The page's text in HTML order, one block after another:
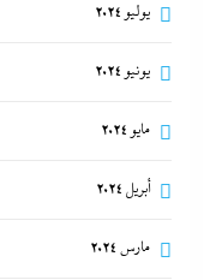
يوليو 2024
يونيو 2024
مايو 2024
أبريل 2024
مارس 2024